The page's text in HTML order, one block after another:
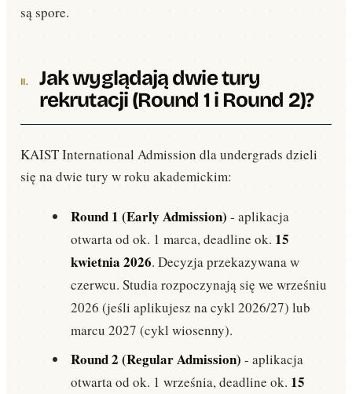
są spore.
Jak wyglądają dwie tury
rekrutacji (Round 1 i Round 2)?
KAIST International Admission dla undergrads dzieli
się na dwie tury w roku akademickim:
Round 1 (Early Admission) - aplikacja
otwarta od ok. 1 marca, deadline ok. 15
kwietnia 2026. Decyzja przekazywana w
czerwcu. Studia rozpoczynają się we wrześniu
2026 (jeśli aplikujesz na cykl 2026/27) lub
marcu 2027 (cykl wiosenny).
Round 2 (Regular Admission) - aplikacja
otwarta od ok. 1 września, deadline ok. 15